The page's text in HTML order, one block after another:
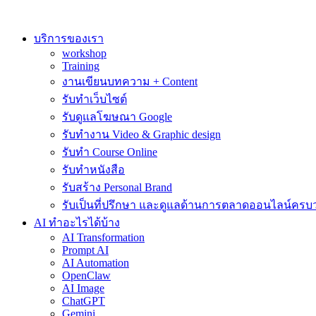
contentบริการของเรา
workshop
Training
งานเขียนบทความ + Content
รับทำเว็บไซต์
รับดูแลโฆษณา Google
รับทำงาน Video & Graphic design
รับทำ Course Online
รับทำหนังสือ
รับสร้าง Personal Brand
รับเป็นที่ปรึกษา และดูแลด้านการตลาดออนไลน์ครบ
AI ทำอะไรได้บ้าง
AI Transformation
Prompt AI
AI Automation
OpenClaw
AI Image
ChatGPT
Gemini